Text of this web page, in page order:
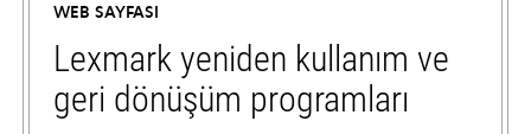
new
tab
WEB SAYFASI
Lexmark yeniden kullanım ve
geri dönüşüm programları